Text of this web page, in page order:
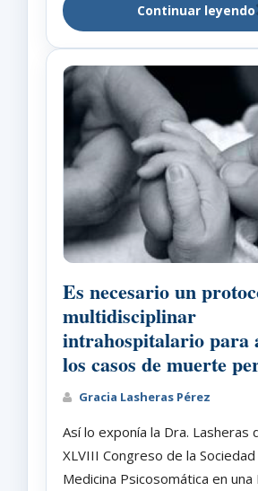
Continuar leyendo
Es necesario un
multidisciplinar
intrahospitalario para
los casos de muerte
Gracia Lasheras Pérez
Así lo exponía la Dra. Lasheras
XLVIII Congreso de la
Medicina Psicosomática en una